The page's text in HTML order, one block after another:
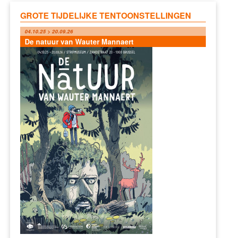
GROTE TIJDELIJKE TENTOONSTELLINGEN
04.10.25 > 20.09.26
De natuur van Wauter Mannaert